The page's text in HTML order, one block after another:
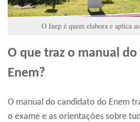
O Inep é quem elabora e aplica
O que traz o manual
Enem?
O manual do candidato do Enem
o exame e as orientações sobre